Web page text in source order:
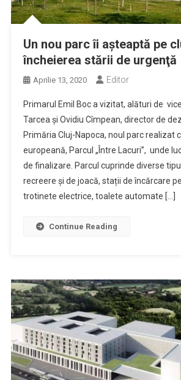
Un nou parc îi aşteaptă pe
încheierea stării de urgenţă
Aprilie 13, 2020 Editor
Primarul Emil Boc a vizitat, alături de
Tarcea și Ovidiu Cîmpean, director de
Primăria Cluj-Napoca, noul parc realizat
europeană, Parcul „Între Lacuri”, unde
de finalizare. Parcul cuprinde diverse
recreere și de joacă, stații de încărcare
trotinete electrice, toalete automate […]
Continue Reading